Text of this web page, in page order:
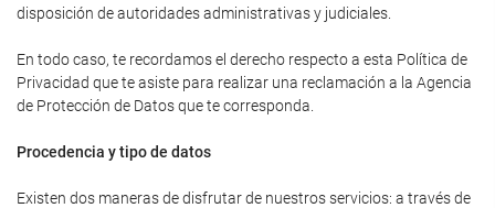
disposición de autoridades administrativas y judiciales.
En todo caso, te recordamos el derecho respecto a esta Política de
Privacidad que te asiste para realizar una reclamación a la Agencia
de Protección de Datos que te corresponda.
Procedencia y tipo de datos
Existen dos maneras de disfrutar de nuestros servicios: a través de